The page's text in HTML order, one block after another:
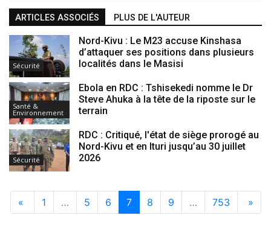
ARTICLES ASSOCIÉS PLUS DE L'AUTEUR
Sécurité
Nord-Kivu : Le M23 accuse Kinshasa
d’attaquer ses positions dans plusieurs
localités dans le Masisi
Santé &
Environnement
Ebola en RDC : Tshisekedi nomme le Dr
Steve Ahuka à la tête de la riposte sur le
terrain
Sécurité
RDC : Critiqué, l'état de siège prorogé au
Nord-Kivu et en Ituri jusqu’au 30 juillet
2026
« 1 … 5 6 7 8 9 … 753 »